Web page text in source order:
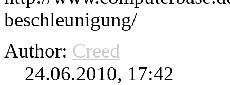
beschleunigung/
Author: Creed
24.06.2010, 17:42